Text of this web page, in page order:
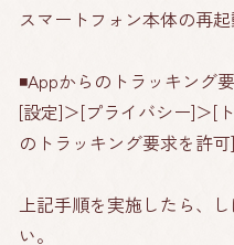
スマートフォン本体の再
◾️Appからのトラッキング
[設定]＞[プライバシー]＞[
のトラッキング要求を許
上記手順を実施したら、
い。